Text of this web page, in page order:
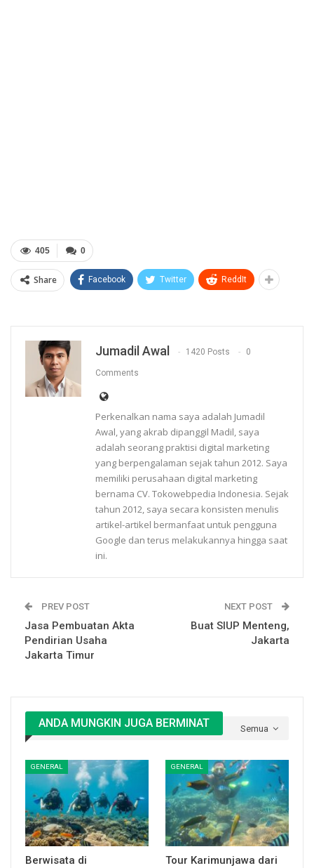
0
405
Share Facebook Twitter ReddIt
Jumadil Awal 1420 Posts 0
Comments
Perkenalkan nama saya adalah Jumadil
Awal, yang akrab dipanggil Madil, saya
adalah seorang praktisi digital marketing
yang berpengalaman sejak tahun 2012. Saya
memiliki perusahaan digital marketing
bernama CV. Tokowebpedia Indonesia. Sejak
tahun 2012, saya secara konsisten menulis
artikel-artikel bermanfaat untuk pengguna
Google dan terus melakukannya hingga saat
ini.
PREV POST
Jasa Pembuatan Akta
Pendirian Usaha
Jakarta Timur
NEXT POST
Buat SIUP Menteng,
Jakarta
Semua
ANDA MUNGKIN JUGA BERMINAT
GENERAL
Berwisata di
GENERAL
Tour Karimunjawa dari